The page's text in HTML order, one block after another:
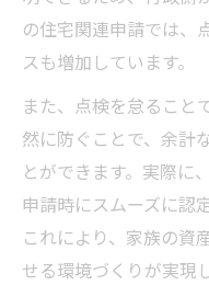
の住宅関連申請では、
スも増加しています。
また、点検を怠ること
然に防ぐことで、余計
とができます。実際に
申請時にスムーズに認
これにより、家族の資
せる環境づくりが実現